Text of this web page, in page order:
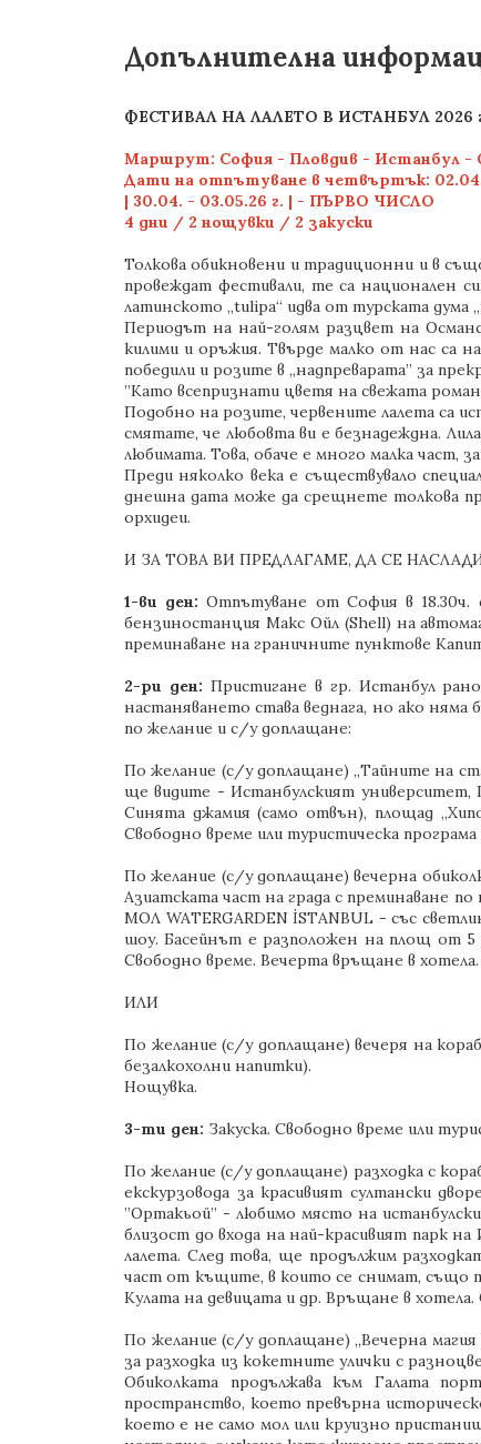
Допълнителна
ФЕСТИВАЛ НА ЛАЛЕТО В ИСТАНБУЛ 2026
Маршрут: София - Пловдив - Истанбул -
Дати на отпътуване в четвъртък:
| 30.04. - 03.05.26 г. | - ПЪРВО ЧИСЛО
4 дни / 2 нощувки / 2 закуски
Толкова обикновени и традиционни и в
провеждат фестивали, те са национален
латинското „tulipa“ идва от турската дума
Периодът на най-голям разцвет на
килими и оръжия. Твърде малко от нас са
победили и розите в „надпреварата” за
”Като всепризнати цветя на свежата
Подобно на розите, червените лалета са
смятате, че любовта ви е безнадеждна.
любимата. Това, обаче е много малка част,
Преди няколко века е съществувало
днешна дата може да срещнете толкова
орхидеи.
И ЗА ТОВА ВИ ПРЕДЛАГАМЕ, ДА СЕ
1-ви ден: Отпътуване от София в 18.30ч.
бензиностанция Макс Ойл (Shell) на
преминаване на граничните пунктове
2-ри ден: Пристигане в гр. Истанбул
настаняването става веднага, но ако няма
по желание и с/у доплащане:
По желание (с/у доплащане) „Тайните на
ще видите - Истанбулският
Синята джамия (само отвън), площад
Свободно време или туристическа
По желание (с/у доплащане) вечерна
Азиатската част на града с преминаване
МОЛ WATERGARDEN İSTANBUL - със
шоу. Басейнът е разположен на площ от 5
Свободно време. Вечерта връщане в
ИЛИ
По желание (с/у доплащане) вечеря на
безалкохолни напитки).
Нощувка.
3-ти ден: Закуска. Свободно време или
По желание (с/у доплащане) разходка с
екскурзовода за красивият султански
”Ортакьой” - любимо място на
близост до входа на най-красивият парк
лалета. След това, ще продължим
част от къщите, в които се снимат, също
Кулата на девицата и др. Връщане в
По желание (с/у доплащане) „Вечерна
за разходка из кокетните улички с
Обиколката продължава към Галата
пространство, което превърна
което е не само мол или круизно